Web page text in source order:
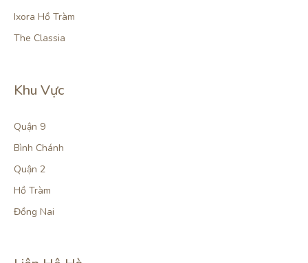
Ixora Hồ Tràm
The Classia
Khu Vực
Quận 9
Bình Chánh
Quận 2
Hồ Tràm
Đồng Nai